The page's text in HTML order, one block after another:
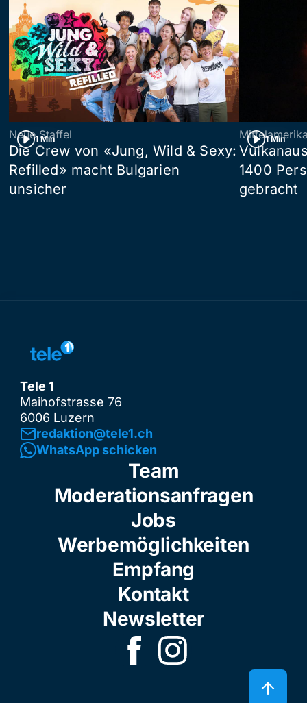
1 Min
Neue Staffel
Die Crew von «Jung, Wild & Sexy:
Refilled» macht Bulgarien
unsicher
1 Min
1400
gebracht
Tele 1
Maihofstrasse 76
6006 Luzern
redaktion@tele1.ch
WhatsApp schicken
Team
Moderationsanfragen
Jobs
Werbemöglichkeiten
Empfang
Kontakt
Newsletter